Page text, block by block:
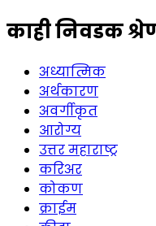
काही निवडक
अध्यात्मिक
अर्थकारण
अवर्गीकृत
आरोग्य
उत्तर महाराष्ट्र
करिअर
कोकण
क्राईम